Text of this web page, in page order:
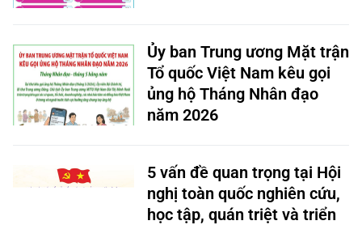
Ủy ban Trung ương Mặt trận
Tổ quốc Việt Nam kêu gọi
ủng hộ Tháng Nhân đạo
năm 2026
5 vấn đề quan trọng tại Hội
nghị toàn quốc nghiên cứu,
học tập, quán triệt và triển